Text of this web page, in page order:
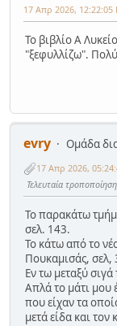
17 Απρ 2026,
Το βιβλίο Α
"ξεφυλλίζω".
evry
Ομάδα
17 Απρ 2026,
Τελευταία τροποποίηση
Το παρακάτω
σελ. 143.
Το κάτω από το
Πουκαμισάς, σελ,
Εν τω μεταξύ
Απλά το μάτι μου
που είχαν τα
μετά είδα και τον